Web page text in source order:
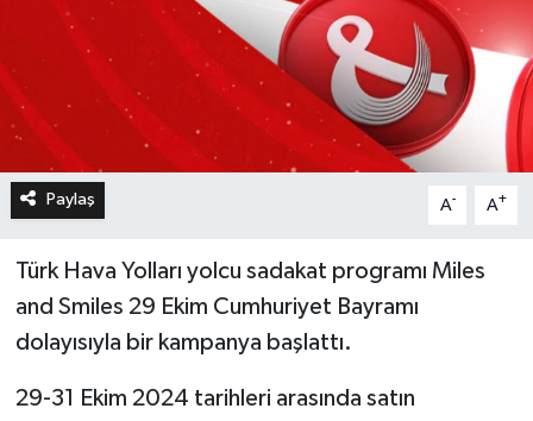
Paylaş A- A+
Türk Hava Yolları yolcu sadakat programı Miles
and Smiles 29 Ekim Cumhuriyet Bayramı
dolayısıyla bir kampanya başlattı.
29-31 Ekim 2024 tarihleri arasında satın